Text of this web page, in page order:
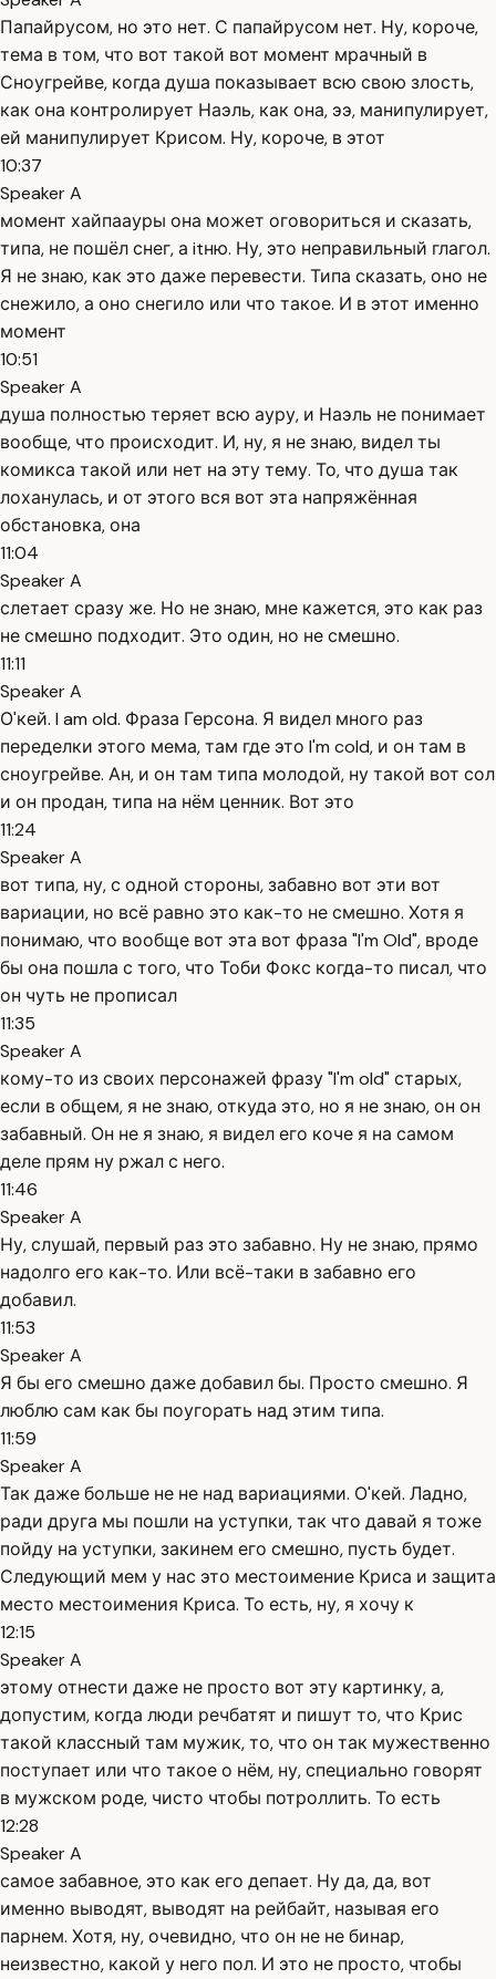
Папайрусом, но это нет. С папайрусом нет. Ну, короче,
тема в том, что вот такой вот момент мрачный в
Сноугрейве, когда душа показывает всю свою злость,
как она контролирует Наэль, как она, ээ, манипулирует,
ей манипулирует Крисом. Ну, короче, в этот
10:37
Speaker A
момент хайпаауры она может оговориться и сказать,
типа, не пошёл снег, а itню. Ну, это неправильный глагол.
Я не знаю, как это даже перевести. Типа сказать, оно не
снежило, а оно снегило или что такое. И в этот именно
момент
10:51
Speaker A
душа полностью теряет всю ауру, и Наэль не понимает
вообще, что происходит. И, ну, я не знаю, видел ты
комикса такой или нет на эту тему. То, что душа так
лоханулась, и от этого вся вот эта напряжённая
обстановка, она
11:04
Speaker A
слетает сразу же. Но не знаю, мне кажется, это как раз
не смешно подходит. Это один, но не смешно.
11:11
Speaker A
О'кей. I am old. Фраза Герсона. Я видел много раз
переделки этого мема, там где это I'm cold, и он там в
сноугрейве. Ан, и он там типа молодой, ну такой вот сол
и он продан, типа на нём ценник. Вот это
11:24
Speaker A
вот типа, ну, с одной стороны, забавно вот эти вот
вариации, но всё равно это как-то не смешно. Хотя я
понимаю, что вообще вот эта вот фраза "I'm Old", вроде
бы она пошла с того, что Тоби Фокс когда-то писал, что
он чуть не прописал
11:35
Speaker A
кому-то из своих персонажей фразу "I'm old" старых,
если в общем, я не знаю, откуда это, но я не знаю, он он
забавный. Он не я знаю, я видел его коче я на самом
деле прям ну ржал с него.
11:46
Speaker A
Ну, слушай, первый раз это забавно. Ну не знаю, прямо
надолго его как-то. Или всё-таки в забавно его
добавил.
11:53
Speaker A
Я бы его смешно даже добавил бы. Просто смешно. Я
люблю сам как бы поугорать над этим типа.
11:59
Speaker A
Так даже больше не не над вариациями. О'кей. Ладно,
ради друга мы пошли на уступки, так что давай я тоже
пойду на уступки, закинем его смешно, пусть будет.
Следующий мем у нас это местоимение Криса и защита
место местоимения Криса. То есть, ну, я хочу к
12:15
Speaker A
этому отнести даже не просто вот эту картинку, а,
допустим, когда люди речбатят и пишут то, что Крис
такой классный там мужик, то, что он так мужественно
поступает или что такое о нём, ну, специально говорят
в мужском роде, чисто чтобы потроллить. То есть
12:28
Speaker A
самое забавное, это как его депает. Ну да, да, вот
именно выводят, выводят на рейбайт, называя его
парнем. Хотя, ну, очевидно, что он не не бинар,
неизвестно, какой у него пол. И это не просто, чтобы